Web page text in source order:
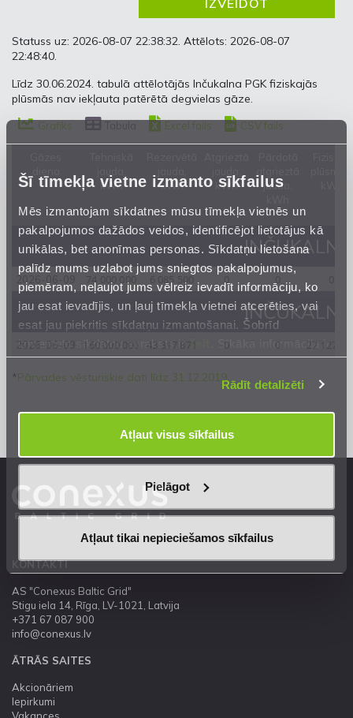
Šī tīmekļa vietne izmanto sīkfailus
Mēs izmantojam sīkdatnes mūsu tīmekļa vietnēs un
pakalpojumos dažādos veidos, identificējot lietotājus kā
unikālas, bet anonīmas personas. Sīkdatņu lietošana
palīdz mums uzlabot jums sniegtos pakalpojumus,
piemēram, neļaujot jums vēlreiz ievadīt informāciju, ko
jau esat ievadījis, un ļauj tīmekļa vietnei atcerēties, vai
esat jau piekritis sīkdatņu izmantošanai. Šobrīd
izmantoto sīkdatņu apraksts ir šeit
. Sīkāka informācija ir
mūsuPrivātuma atrunā.
Rādīt detalizēti
Atļaut visus sīkfailus
Pielāgot
Atļaut tikai nepieciešamos sīkfailus
Statuss uz: 2026-08-07 22:38:32. Attēlots: 2026-08-07
22:48:40.
Līdz 30.06.2024. tabulā attēlotājās Inčukalna PGK fiziskajās
plūsmās nav iekļauta patērētā degvielas gāze.
Grafiks Excel fails CSV fails
kWh
kWh
kWh
jauda,
74 000 000 6 085 500 0
2026-06-09 160 000 000 43 317 871 0 0 27 127
*Pārvades vēsturiskie dati līdz 31.12.2019
KONTAKTI
AS "Conexus Baltic Grid"
Stigu iela 14, Rīga, LV-1021, Latvija
+371 67 087 900
info@conexus.lv
ĀTRĀS SAITES
Akcionāriem
Iepirkumi